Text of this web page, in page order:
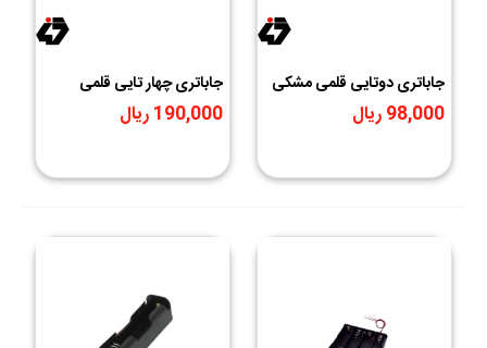
جاباتری دوتایی قلمی مشکی
98,000 ریال
جاباتری چهار تایی قلمی
مشکی
190,000 ریال